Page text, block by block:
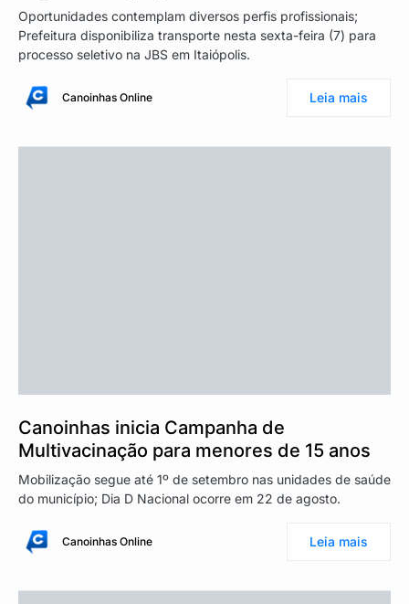
Oportunidades contemplam diversos perfis profissionais;
Prefeitura disponibiliza transporte nesta sexta-feira (7) para
processo seletivo na JBS em Itaiópolis.
Canoinhas Online Leia mais
Canoinhas inicia Campanha de
Multivacinação para menores de 15 anos
Mobilização segue até 1º de setembro nas unidades de saúde
do município; Dia D Nacional ocorre em 22 de agosto.
Canoinhas Online Leia mais